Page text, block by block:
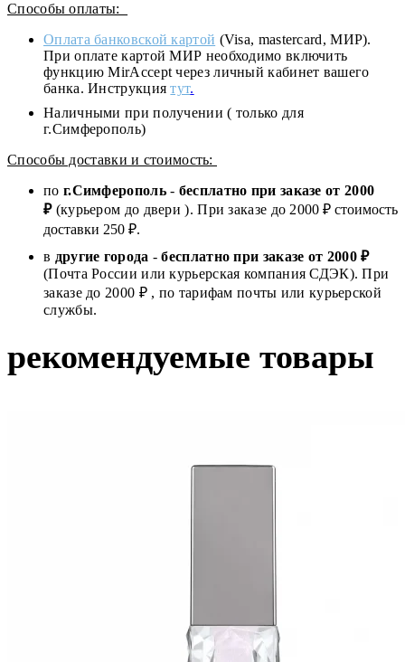
Способы оплаты:
Оплата банковской картой (Visa, mastercard, МИР).
При оплате картой МИР необходимо включить
функцию MirAccept через личный кабинет вашего
банка. Инструкциятут.
Наличными при получении ( только для
г.Симферополь)
Способы доставки и стоимость:
по г.Симферополь- бесплатно при заказе от 2000
₽(курьером до двери ). При заказе до 2000 ₽ стоимость
доставки 250 ₽.
в другие города -бесплатно при заказе от 2000 ₽
(Почта России или курьерская компания СДЭК). При
заказе до 2000 ₽ , по тарифам почты или курьерской
службы.
рекомендуемые товары